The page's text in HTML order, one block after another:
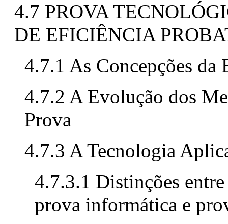
4.7 PROVA
DE EFICIÊNCIA
4.7.1 As Concepções da
4.7.2 A Evolução dos
Prova
4.7.3 A Tecnologia
4.7.3.1 Distinções
prova informática e